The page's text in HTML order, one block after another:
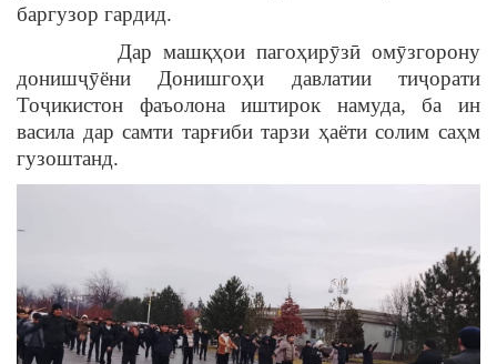
баргузор гардид.
Дар машқҳои пагоҳирӯзӣ омӯзгорону
донишҷӯёни Донишгоҳи давлатии тиҷорати
Тоҷикистон фаъолона иштирок намуда, ба ин
васила дар самти тарғиби тарзи ҳаёти солим саҳм
гузоштанд.